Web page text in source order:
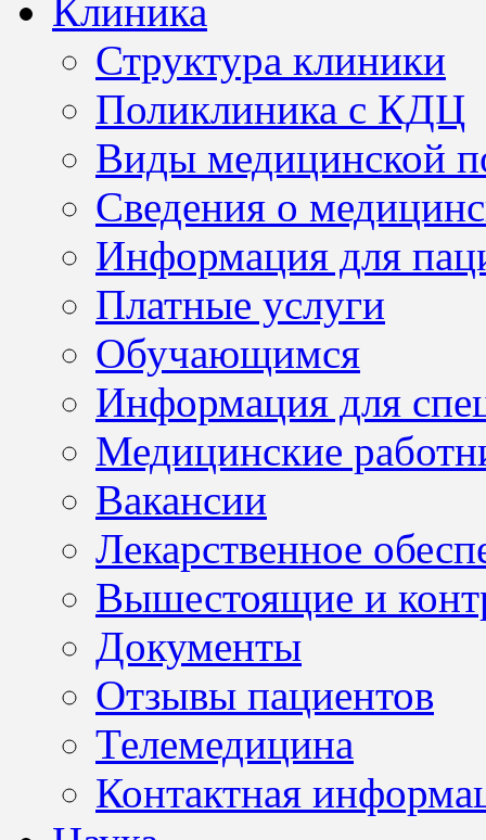
Клиника
Структура клиники
Поликлиника с КДЦ
Виды медицинской
Сведения о
Информация для
Платные услуги
Обучающимся
Информация для
Медицинские
Вакансии
Лекарственное
Вышестоящие и
Документы
Отзывы пациентов
Телемедицина
Контактная